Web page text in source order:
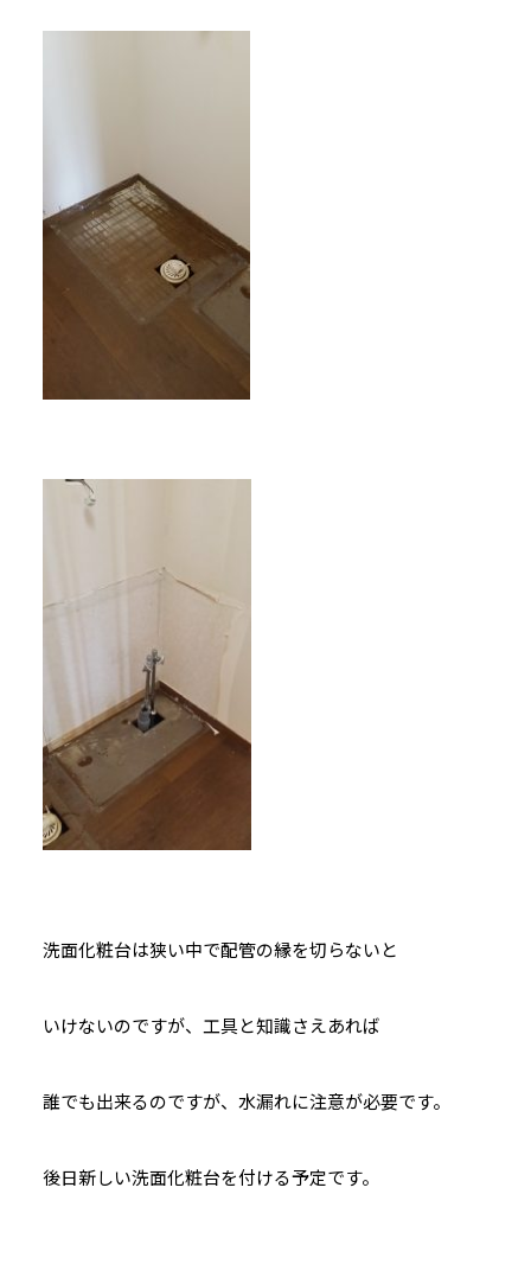
洗面化粧台は狭い中で配管の縁を切らないと
いけないのですが、工具と知識さえあれば
誰でも出来るのですが、水漏れに注意が必要です。
後日新しい洗面化粧台を付ける予定です。